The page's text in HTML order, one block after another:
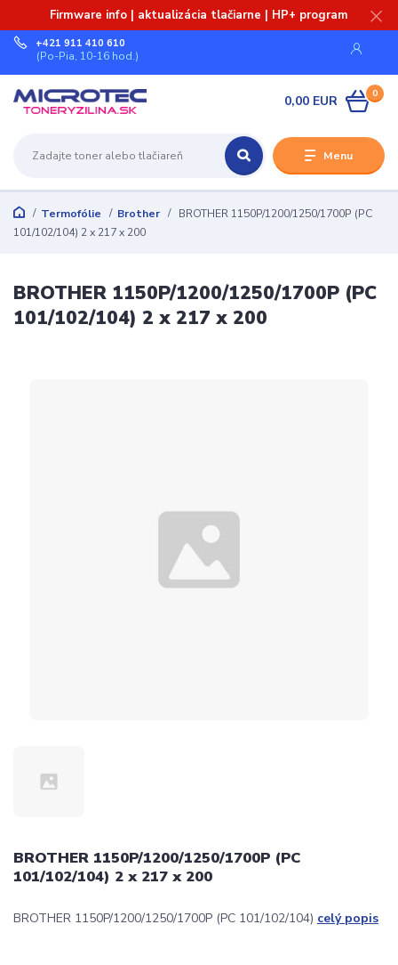
Firmware info | aktualizácia tlačiarne | HP+ program
Menu
+421 911 410 610
(Po-Pia, 10-16 hod.)
0
0,00 EUR
Termofólie Brother
BROTHER 1150P/1200/1250/1700P (PC
101/102/104) 2 x 217 x 200
BROTHER 1150P/1200/1250/1700P (PC
101/102/104) 2 x 217 x 200
BROTHER 1150P/1200/1250/1700P (PC
101/102/104) 2 x 217 x 200
BROTHER 1150P/1200/1250/1700P (PC 101/102/104) celý popis